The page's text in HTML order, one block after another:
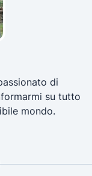
di
su tutto
mondo.